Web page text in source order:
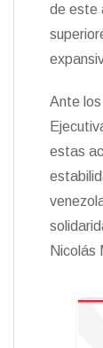
de este
Ante
estas
Nicolás